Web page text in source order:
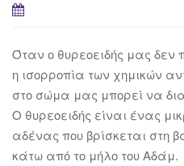
Όταν o θυρεοειδής μας
η ισορροπία των χημικών
στο σώμα μας μπορεί να
Ο θυρεοειδής είναι ένας
αδένας που βρίσκεται στη
κάτω από το μήλο του Αδάμ.